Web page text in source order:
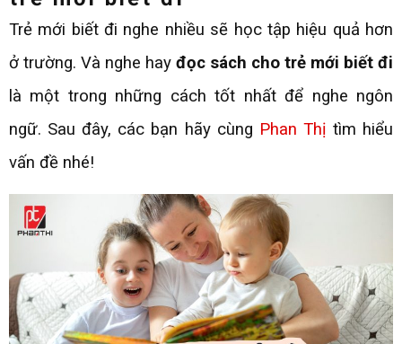
Trẻ mới biết đi nghe nhiều sẽ học tập hiệu quả hơn
ở trường. Và nghe hay đọc sách cho trẻ mới biết đi
là một trong những cách tốt nhất để nghe ngôn
ngữ. Sau đây, các bạn hãy cùng Phan Thị tìm hiểu
vấn đề nhé!